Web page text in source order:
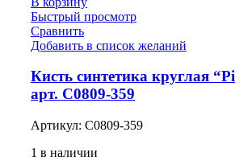
Быстрый просмотр
Сравнить
Добавить в список желаний
Кисть синтетика круглая
арт. С0809-359
Артикул: С0809-359
1 в наличии